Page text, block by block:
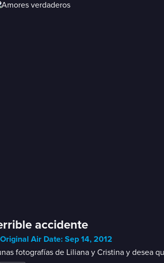
accidente
Air Date: Sep 14, 2012
fotografías de Liliana y Cristina y desea